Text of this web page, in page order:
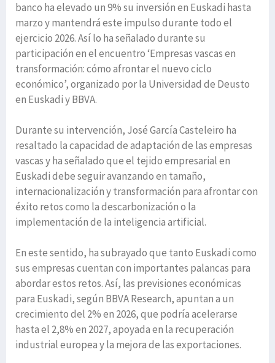
banco ha elevado un 9% su inversión en Euskadi hasta
marzo y mantendrá este impulso durante todo el
ejercicio 2026. Así lo ha señalado durante su
participación en el encuentro ‘Empresas vascas en
transformación: cómo afrontar el nuevo ciclo
económico’, organizado por la Universidad de Deusto
en Euskadi y BBVA.
Durante su intervención, José García Casteleiro ha
resaltado la capacidad de adaptación de las empresas
vascas y ha señalado que el tejido empresarial en
Euskadi debe seguir avanzando en tamaño,
internacionalización y transformación para afrontar con
éxito retos como la descarbonización o la
implementación de la inteligencia artificial.
En este sentido, ha subrayado que tanto Euskadi como
sus empresas cuentan con importantes palancas para
abordar estos retos. Así, las previsiones económicas
para Euskadi, según BBVA Research, apuntan a un
crecimiento del 2% en 2026, que podría acelerarse
hasta el 2,8% en 2027, apoyada en la recuperación
industrial europea y la mejora de las exportaciones.